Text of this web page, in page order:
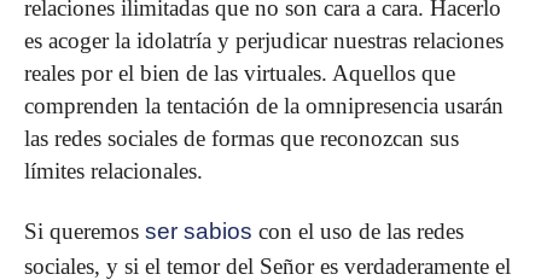
relaciones ilimitadas que no son cara a cara. Hacerlo
es acoger la idolatría y perjudicar nues­tras relaciones
reales por el bien de las virtuales. Aquellos que
comprenden la tentación de la omnipresencia usarán
las redes sociales de formas que reconozcan sus
límites relacionales.
Si queremos ser sabios con el uso de las redes
sociales, y si el temor del Señor es verdaderamente el